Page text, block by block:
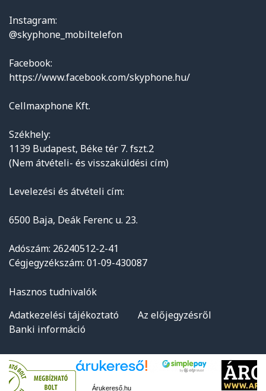
Instagram:
@skyphone_mobiltelefon
Facebook:
https://www.facebook.com/skyphone.hu/
Cellmaxphone Kft.
Székhely:
1139 Budapest, Béke tér 7. fszt.2
(Nem átvételi- és visszaküldési cím)
Levelezési és átvételi cím:
6500 Baja, Deák Ferenc u. 23.
Adószám: 26240512-2-41
Cégjegyzékszám: 01-09-430087
Hasznos tudnivalók
Adatkezelési tájékoztató
Banki információ
Az előjegyzésről
Árukereső.hu